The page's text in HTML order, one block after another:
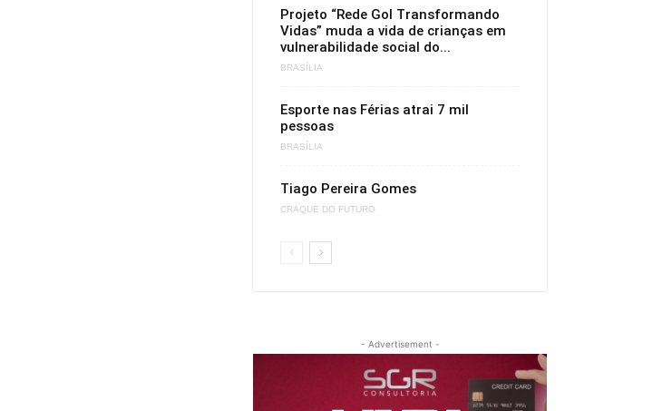
Projeto “Rede Gol Transformando
Vidas” muda a vida de crianças em
vulnerabilidade social do...
BRASÍLIA
Esporte nas Férias atrai 7 mil
pessoas
BRASÍLIA
Tiago Pereira Gomes
CRAQUE DO FUTURO
- Advertisement -